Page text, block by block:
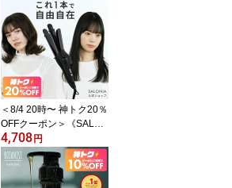
ー】楽天1位★累計400万
台突破！サロニア 送料無
料 1年保証付 ◆30日間全
額返金保証◆速乾 大風量
プレゼント ヘアアイロン
＜8/4 20時〜 神トク20％
OFFクーポン＞《SALON
IA公式店》【SALONIA
サロニア 2WAY ストレー
ト & カール アイロン 32
mm 】送料無料 1年保証
4,708 円